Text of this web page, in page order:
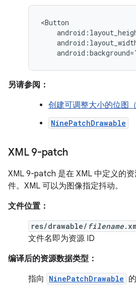
另请参阅：
创建可调整大小的位图
NinePatchDrawable
XML 9-patch
XML 9-patch 是在 XML 中定义的
件。XML 可以为图像指定抖动。
文件位置：
res/drawable/ filename
文件名即为资源 ID
编译后的资源数据类型：
指向
NinePatchDrawable